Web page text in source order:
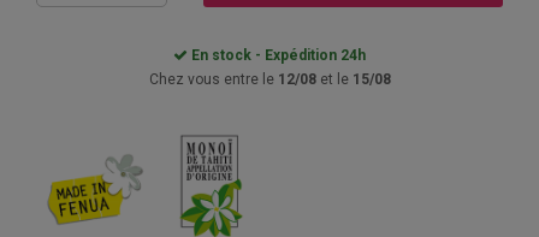
En stock - Expédition 24h
Chez vous entre le 12/08et le 15/08